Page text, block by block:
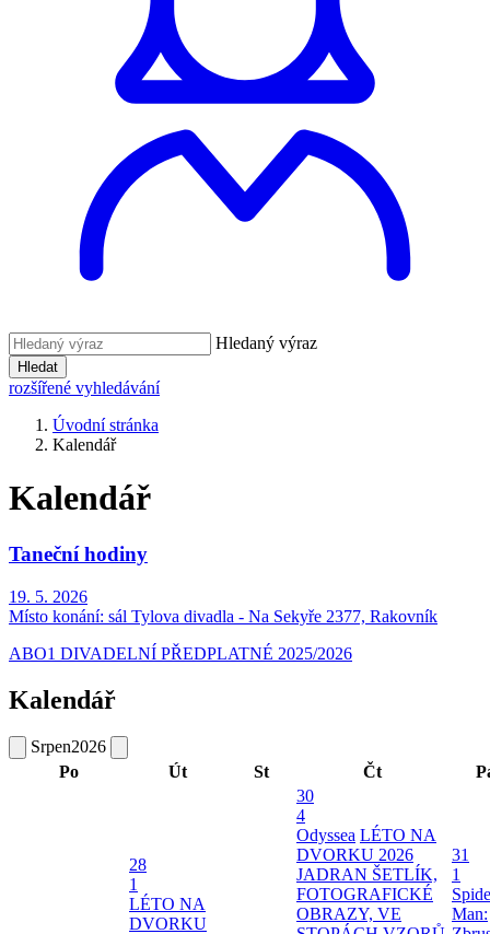
Hledaný výraz
Hledat
rozšířené vyhledávání
Úvodní stránka
Kalendář
Kalendář
Taneční hodiny
19. 5. 2026
Místo konání: sál Tylova divadla - Na Sekyře 2377, Rakovník
ABO1 DIVADELNÍ PŘEDPLATNÉ 2025/2026
Kalendář
Srpen2026
Po
Út St Čt
28
1
LÉTO NA
DVORKU
30
4
Odyssea LÉTO NA
DVORKU 2026
JADRAN ŠETLÍK,
FOTOGRAFICKÉ
OBRAZY, VE
31
1
Man: